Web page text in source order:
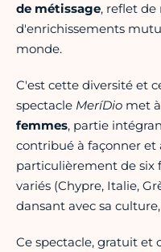
de métissage, reflet
d'enrichissements
monde.
C'est cette diversité et
spectacle MeríDio met
femmes, partie
contribué à façonner et
particulièrement de six
variés (Chypre, Italie,
dansant avec sa
Ce spectacle, gratuit et